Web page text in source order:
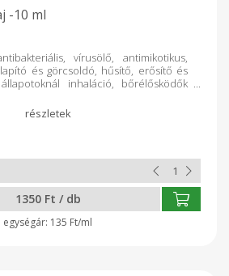
-10 ml
vírusölő, antimikotikus,
és görcsoldó, hűsítő, erősítő és
inhaláció, bőrélősködők
szájápolószerek alkotórésze.
és tisztítószerekhez adagolás.
1350 Ft / db
135 Ft/ml